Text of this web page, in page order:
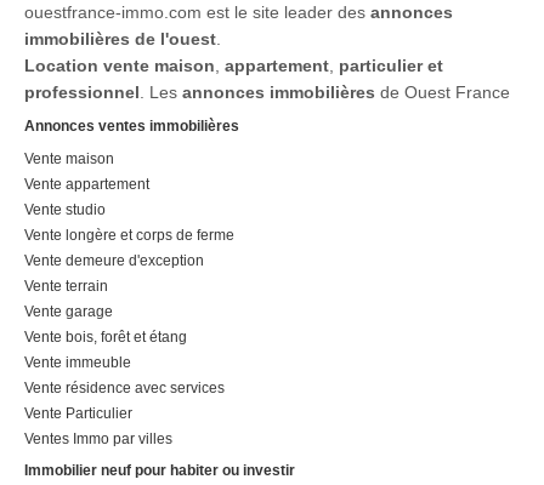
ouestfrance-immo.com est le site leader des annonces
immobilières de l'ouest
Location vente maison appartement particulier et
professionnel . Les annonces immobilières de Ouest France
Annonces ventes immobilières
Vente maison
Vente appartement
Vente studio
Vente longère et corps de ferme
Vente demeure d'exception
Vente terrain
Vente garage
Vente bois, forêt et étang
Vente immeuble
Vente résidence avec services
Vente Particulier
Ventes Immo par villes
Immobilier neuf pour habiter ou investir